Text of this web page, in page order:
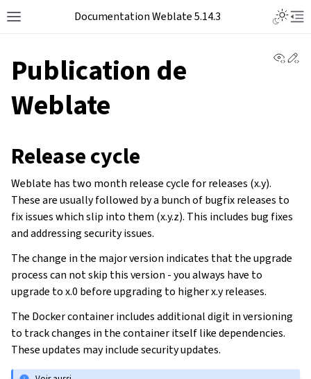
Documentation Weblate 5.14.3
Publication de
Weblate
Release cycle
Weblate has two month release cycle for releases (x.y).
These are usually followed by a bunch of bugfix releases to
fix issues which slip into them (x.y.z). This includes bug fixes
and addressing security issues.
The change in the major version indicates that the upgrade
process can not skip this version - you always have to
upgrade to x.0 before upgrading to higher x.y releases.
The Docker container includes additional digit in versioning
to track changes in the container itself like dependencies.
These updates may include security updates.